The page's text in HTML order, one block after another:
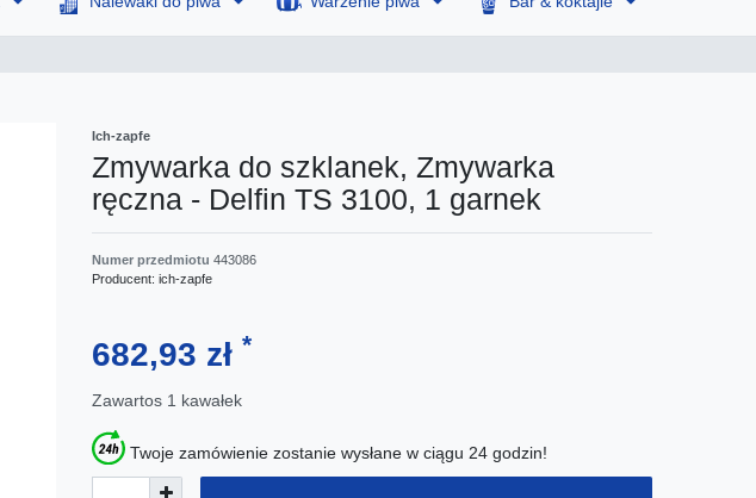
Ich-zapfe
Zmywarka do szklanek, Zmywarka
ręczna - Delfin TS 3100, 1 garnek
Numer przedmiotu 443086
Producent: ich-zapfe
682,93 zł *
Zawartos 1 kawałek
Twoje zamówienie zostanie wysłane w ciągu 24 godzin!